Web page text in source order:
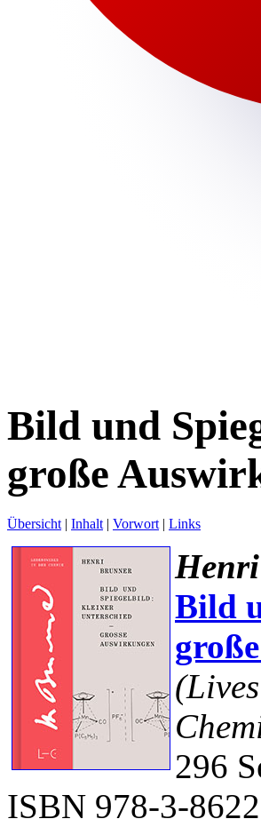
Bild und
große
Übersicht | Inhalt | Vorwort | Links
Bild
296
ISBN 978-3-